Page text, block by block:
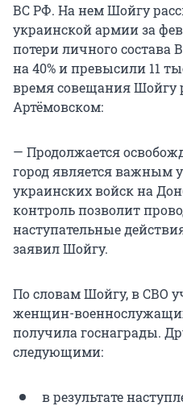
ВС РФ. На нем Шойгу
украинской армии за
потери личного состава
на 40% и превысили 11
время совещания Шойгу
Артёмовском:
— Продолжается
город является важным
украинских войск на
контроль позволит
наступательные
заявил Шойгу.
По словам Шойгу, в СВО
женщин-
получила госнаграды.
следующими:
в результате